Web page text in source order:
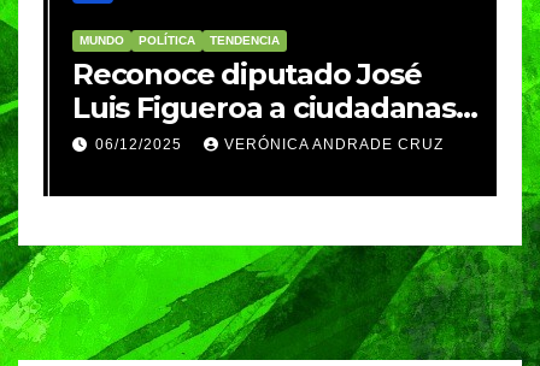
MUNDO POLÍTICA TENDENCIA
Reconoce diputado José
Luis Figueroa a ciudadanas y
ciudadanos que
06/12/2025 VERÓNICA ANDRADE CRUZ